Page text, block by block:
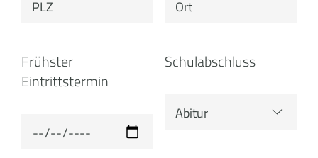
Frühster
Eintrittstermin
Schulabschluss